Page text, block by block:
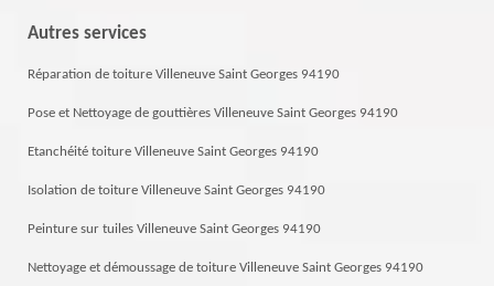
Autres services
Réparation de toiture Villeneuve Saint Georges 94190
Pose et Nettoyage de gouttières Villeneuve Saint Georges 94190
Etanchéité toiture Villeneuve Saint Georges 94190
Isolation de toiture Villeneuve Saint Georges 94190
Peinture sur tuiles Villeneuve Saint Georges 94190
Nettoyage et démoussage de toiture Villeneuve Saint Georges 94190